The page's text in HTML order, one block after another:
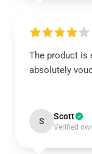
The product is
absolutely
S Scott
Verified